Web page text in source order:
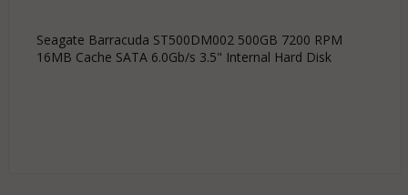
Seagate Barracuda ST500DM002 500GB 7200 RPM
16MB Cache SATA 6.0Gb/s 3.5" Internal Hard Disk